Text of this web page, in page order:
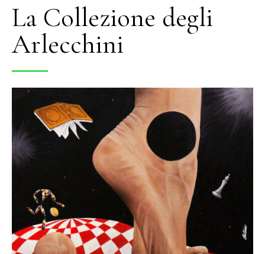
La Collezione degli
Arlecchini